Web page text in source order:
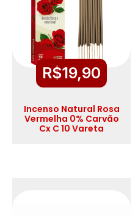
R$19,90
Incenso Natural Rosa
Vermelha 0% Carvão
Cx C 10 Vareta